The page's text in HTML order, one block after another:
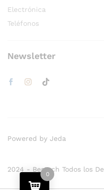
Electrónica
Teléfonos
Newsletter
2024 - Bestech Todos los
Powered by Jeda
0